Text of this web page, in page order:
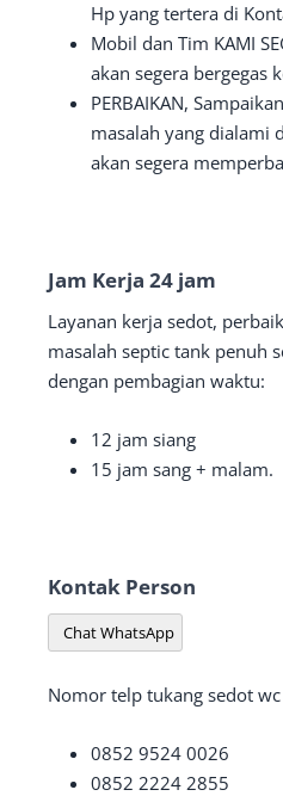
Hp yang tertera di
Mobil dan Tim KAMI
akan segera bergegas
PERBAIKAN,
masalah yang dialami
akan segera
Jam Kerja 24 jam
Layanan kerja sedot,
masalah septic tank penuh
dengan pembagian waktu:
12 jam siang
15 jam sang + malam.
Kontak Person
Chat WhatsApp
Nomor telp tukang sedot
0852 9524 0026
0852 2224 2855